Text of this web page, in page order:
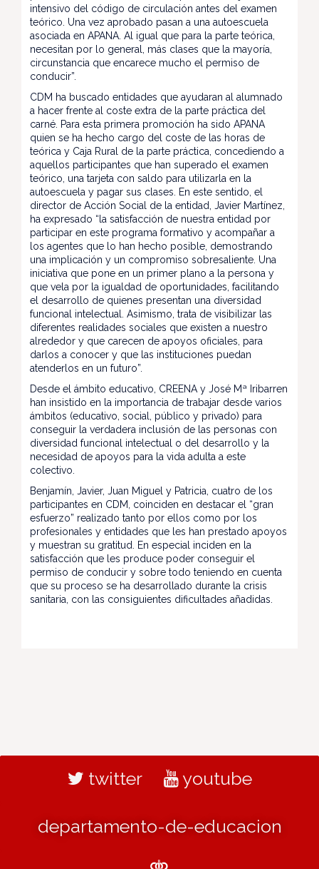
intensivo del código de circulación antes del examen
teórico. Una vez aprobado pasan a una autoescuela
asociada en APANA. Al igual que para la parte teórica,
necesitan por lo general, más clases que la mayoría,
circunstancia que encarece mucho el permiso de
conducir”.
CDM ha buscado entidades que ayudaran al alumnado
a hacer frente al coste extra de la parte práctica del
carné. Para esta primera promoción ha sido APANA
quien se ha hecho cargo del coste de las horas de
teórica y Caja Rural de la parte práctica, concediendo a
aquellos participantes que han superado el examen
teórico, una tarjeta con saldo para utilizarla en la
autoescuela y pagar sus clases. En este sentido, el
director de Acción Social de la entidad, Javier Martínez,
ha expresado “la satisfacción de nuestra entidad por
participar en este programa formativo y acompañar a
los agentes que lo han hecho posible, demostrando
una implicación y un compromiso sobresaliente. Una
iniciativa que pone en un primer plano a la persona y
que vela por la igualdad de oportunidades, facilitando
el desarrollo de quienes presentan una diversidad
funcional intelectual. Asimismo, trata de visibilizar las
diferentes realidades sociales que existen a nuestro
alrededor y que carecen de apoyos oficiales, para
darlos a conocer y que las instituciones puedan
atenderlos en un futuro”.
Desde el ámbito educativo, CREENA y José Mª Iribarren
han insistido en la importancia de trabajar desde varios
ámbitos (educativo, social, público y privado) para
conseguir la verdadera inclusión de las personas con
diversidad funcional intelectual o del desarrollo y la
necesidad de apoyos para la vida adulta a este
colectivo.
Benjamín, Javier, Juan Miguel y Patricia, cuatro de los
participantes en CDM, coinciden en destacar el “gran
esfuerzo” realizado tanto por ellos como por los
profesionales y entidades que les han prestado apoyos
y muestran su gratitud. En especial inciden en la
satisfacción que les produce poder conseguir el
permiso de conducir y sobre todo teniendo en cuenta
que su proceso se ha desarrollado durante la crisis
sanitaria, con las consiguientes dificultades añadidas.
twitter youtube
departamento-de-educacion